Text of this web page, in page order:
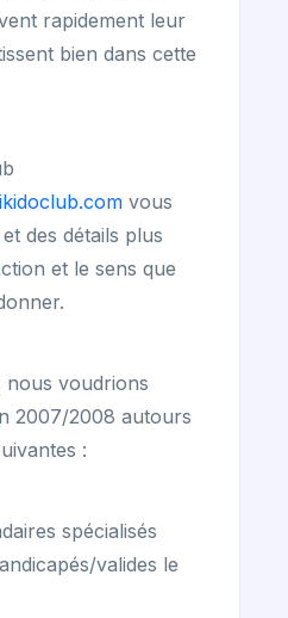
rapidement leur
bien dans cette
vous
des détails plus
et le sens que
nous voudrions
2007/2008 autours
:
spécialisés
valides le